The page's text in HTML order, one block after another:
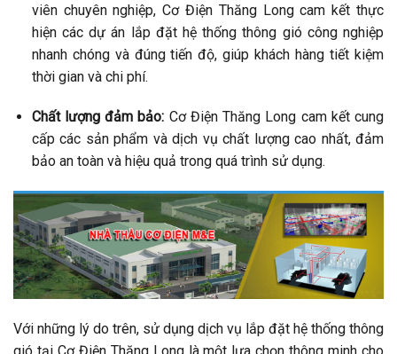
viên chuyên nghiệp, Cơ Điện Thăng Long cam kết thực
hiện các dự án lắp đặt hệ thống thông gió công nghiệp
nhanh chóng và đúng tiến độ, giúp khách hàng tiết kiệm
thời gian và chi phí.
Chất lượng đảm bảo: Cơ Điện Thăng Long cam kết cung
cấp các sản phẩm và dịch vụ chất lượng cao nhất, đảm
bảo an toàn và hiệu quả trong quá trình sử dụng.
Với những lý do trên, sử dụng dịch vụ lắp đặt hệ thống thông